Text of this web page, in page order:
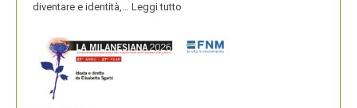
diventare e identità,… Leggi tutto
E